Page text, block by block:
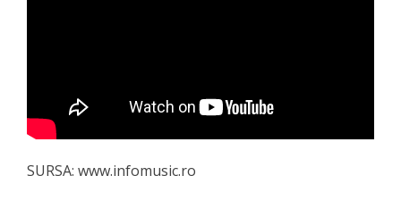
SURSA: www.infomusic.ro